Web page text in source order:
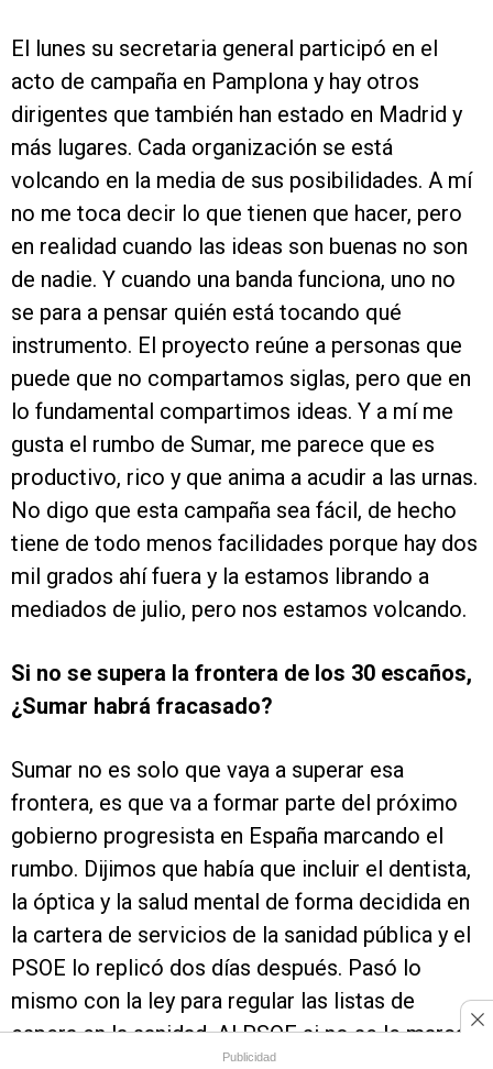
El lunes su secretaria general participó en el
acto de campaña en Pamplona y hay otros
dirigentes que también han estado en Madrid y
más lugares. Cada organización se está
volcando en la media de sus posibilidades. A mí
no me toca decir lo que tienen que hacer, pero
en realidad cuando las ideas son buenas no son
de nadie. Y cuando una banda funciona, uno no
se para a pensar quién está tocando qué
instrumento. El proyecto reúne a personas que
puede que no compartamos siglas, pero que en
lo fundamental compartimos ideas. Y a mí me
gusta el rumbo de Sumar, me parece que es
productivo, rico y que anima a acudir a las urnas.
No digo que esta campaña sea fácil, de hecho
tiene de todo menos facilidades porque hay dos
mil grados ahí fuera y la estamos librando a
mediados de julio, pero nos estamos volcando.
Si no se supera la frontera de los 30 escaños,
¿Sumar habrá fracasado?
Sumar no es solo que vaya a superar esa
frontera, es que va a formar parte del próximo
gobierno progresista en España marcando el
rumbo. Dijimos que había que incluir el dentista,
la óptica y la salud mental de forma decidida en
la cartera de servicios de la sanidad pública y el
PSOE lo replicó dos días después. Pasó lo
mismo con la ley para regular las listas de
espera en la sanidad. Al PSOE si no se le marca
Publicidad